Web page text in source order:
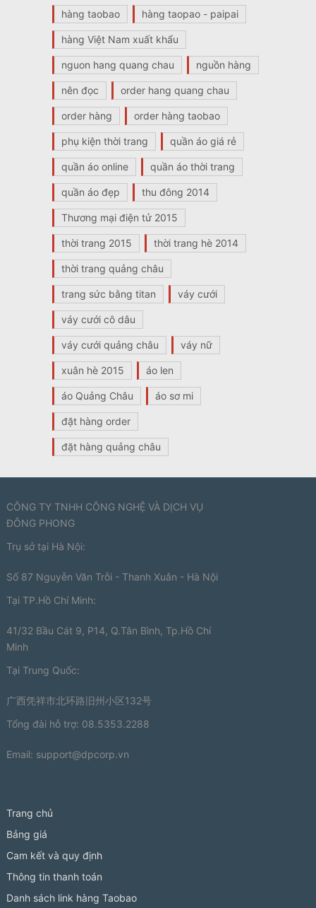
hàng taobao hàng taopao - paipai
hàng Việt Nam xuất khẩu
nguon hang quang chau nguồn hàng
nên đọc order hang quang chau
order hàng order hàng taobao
phụ kiện thời trang quần áo giá rẻ
quần áo online quần áo thời trang
quần áo đẹp thu đông 2014
Thương mại điện tử 2015
thời trang 2015 thời trang hè 2014
thời trang quảng châu
trang sức bằng titan váy cưới
váy cưới cô dâu
váy cưới quảng châu váy nữ
xuân hè 2015 áo len
áo Quảng Châu áo sơ mi
đặt hàng order
đặt hàng quảng châu
CÔNG TY TNHH CÔNG NGHỆ VÀ DỊCH VỤ
ĐÔNG PHONG
Trụ sở tại Hà Nội:
Số 87 Nguyễn Văn Trỗi - Thanh Xuân - Hà Nội
Tại TP.Hồ Chí Minh:
41/32 Bầu Cát 9, P14, Q.Tân Bình, Tp.Hồ Chí
Minh
Tại Trung Quốc:
广西凭祥市北环路旧州小区132号
Tổng đài hỗ trợ: 08.5353.2288
Email: support@dpcorp.vn
Trang chủ
Bảng giá
Cam kết và quy định
Thông tin thanh toán
Danh sách link hàng Taobao